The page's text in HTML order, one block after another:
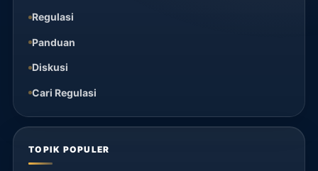
Regulasi
Panduan
Diskusi
Cari Regulasi
TOPIK POPULER